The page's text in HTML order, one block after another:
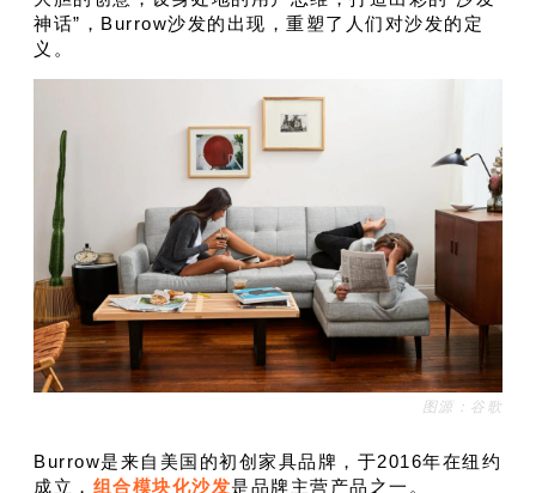
神话”，Burrow沙发的出现，重塑了人们对沙发的定
义。
图源：谷歌
Burrow是来自美国的初创家具品牌，于2016年在纽约
成立， 组合模块化沙发是品牌主营产品之一。